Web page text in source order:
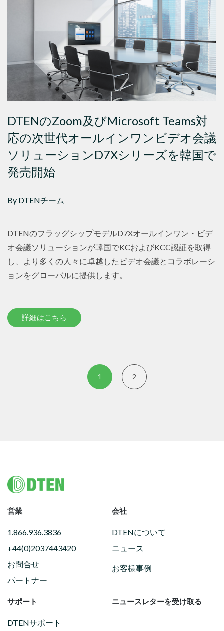
DTENのZoom及びMicrosoft Teams対
応の次世代オールインワンビデオ会議
ソリューションD7Xシリーズを韓国で
発売開始
By DTENチーム
DTENのフラッグシップモデルD7Xオールインワン・ビデ
オ会議ソリューションが韓国でKCおよびKCC認証を取得
し、より多くの人々に卓越したビデオ会議とコラボレーシ
ョンをグローバルに提供します。
詳細はこちら
1 2
Footer
営業
1.866.936.3836
+44(0)2037443420
お問合せ
パートナー
会社
DTENについて
ニュース
お客様事例
サポート
DTENサポート
ニュースレターを受け取る